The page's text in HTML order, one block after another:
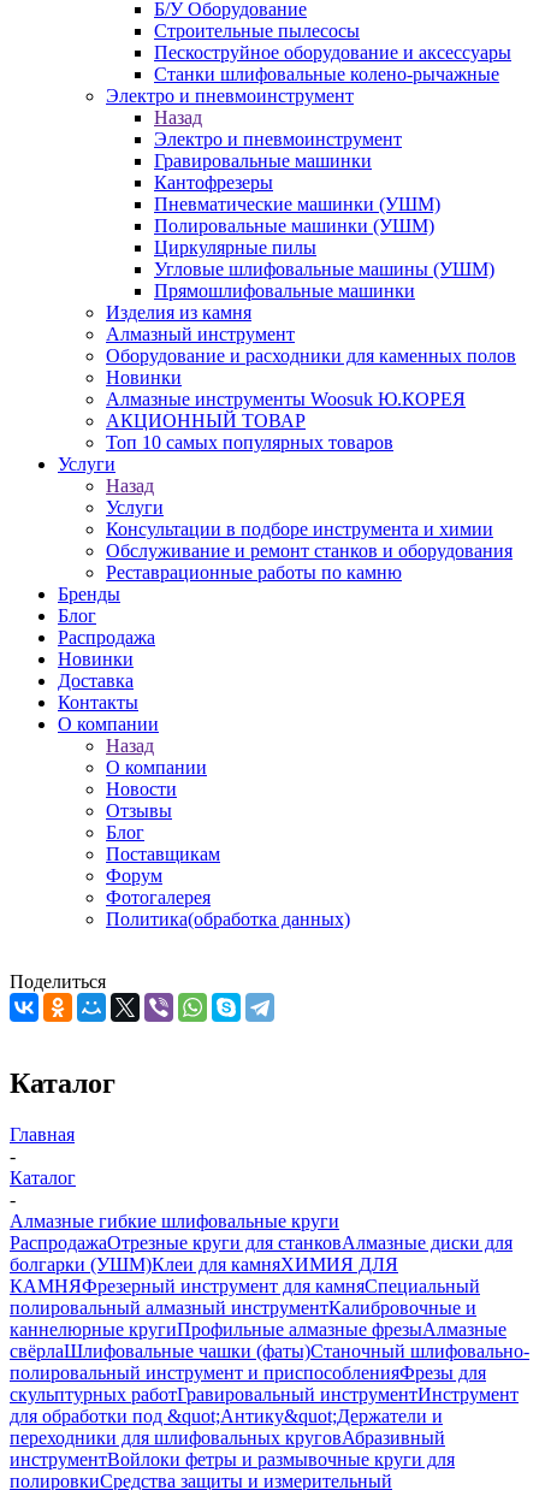
Б/У Оборудование
Строительные пылесосы
Пескоструйное оборудование и аксессуары
Станки шлифовальные колено-рычажные
Электро и пневмоинструмент
Назад
Электро и пневмоинструмент
Гравировальные машинки
Кантофрезеры
Пневматические машинки (УШМ)
Полировальные машинки (УШМ)
Циркулярные пилы
Угловые шлифовальные машины (УШМ)
Прямошлифовальные машинки
Изделия из камня
Алмазный инструмент
Оборудование и расходники для каменных полов
Новинки
Алмазные инструменты Woosuk Ю.КОРЕЯ
АКЦИОННЫЙ ТОВАР
Топ 10 самых популярных товаров
Услуги
Назад
Услуги
Консультации в подборе инструмента и химии
Обслуживание и ремонт станков и оборудования
Реставрационные работы по камню
Бренды
Блог
Распродажа
Новинки
Доставка
Контакты
О компании
Назад
О компании
Новости
Отзывы
Блог
Поставщикам
Форум
Фотогалерея
Политика(обработка данных)
Поделиться
Каталог
Главная
-
Каталог
-
Алмазные гибкие шлифовальные круги
РаспродажаОтрезные круги для станковАлмазные диски для
болгарки (УШМ)Клеи для камняХИМИЯ ДЛЯ
КАМНЯФрезерный инструмент для камняСпециальный
полировальный алмазный инструментКалибровочные и
каннелюрные кругиПрофильные алмазные фрезыАлмазные
свёрлаШлифовальные чашки (фаты)Станочный шлифовально-
полировальный инструмент и приспособленияФрезы для
скульптурных работГравировальный инструментИнструмент
для обработки под &quot;Антику&quot;Держатели и
переходники для шлифовальных круговАбразивный
инструментВойлоки фетры и размывочные круги для
полировкиСредства защиты и измерительный